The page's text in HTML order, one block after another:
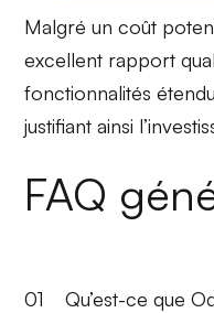
Malgré uncoût
excellent rapport
fonctionnalités
justifiant ainsi
FAQ
01 Qu’est-ce que